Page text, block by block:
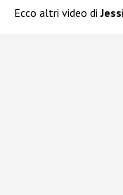
Ecco altri video di